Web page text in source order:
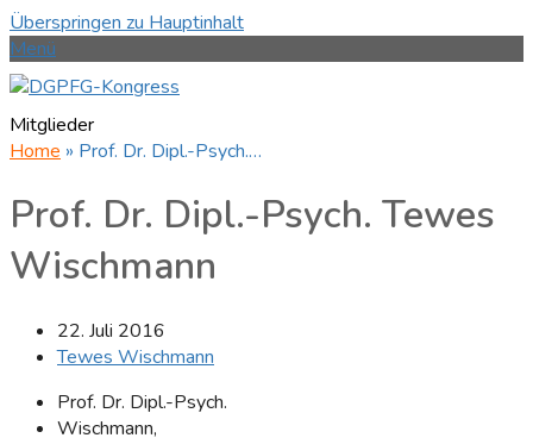
Überspringen zu Hauptinhalt
Menü
Mitglieder
Home » Prof. Dr. Dipl.-Psych.…
Prof. Dr. Dipl.-Psych. Tewes
Wischmann
22. Juli 2016
Tewes Wischmann
Prof. Dr. Dipl.-Psych.
Wischmann,